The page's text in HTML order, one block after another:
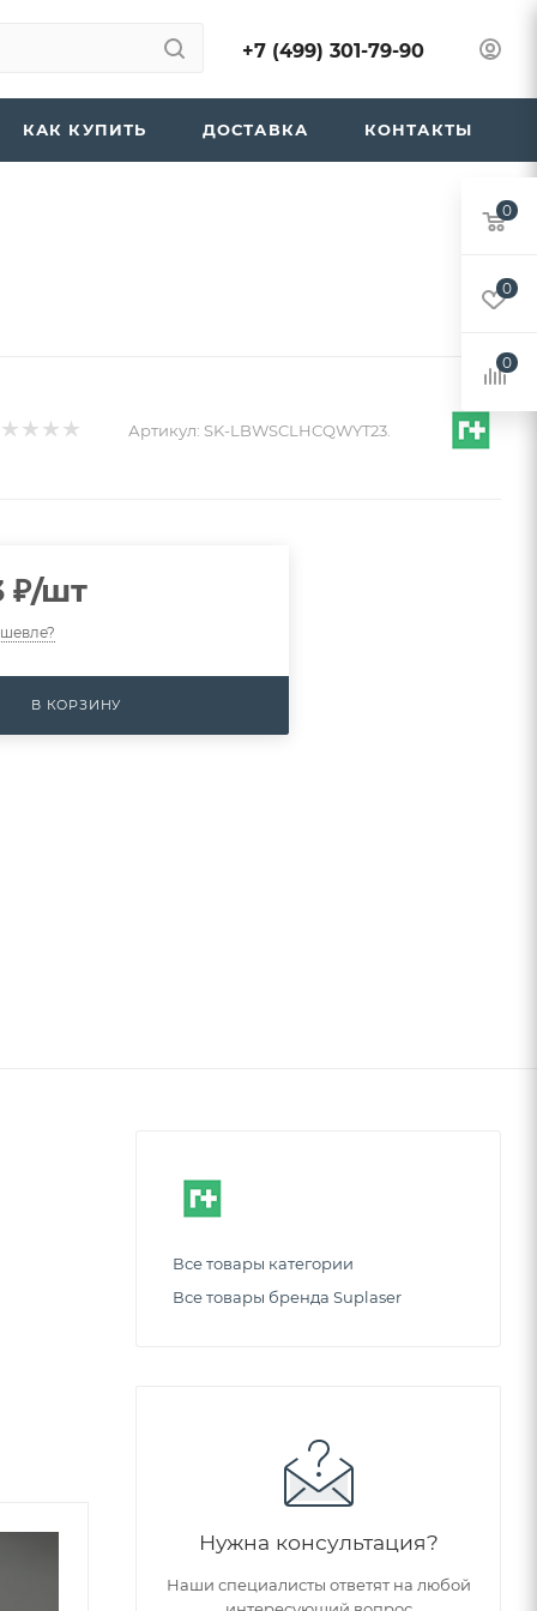
+7 (499) 301-79-90
КАК КУПИТЬ ДОСТАВКА КОНТАКТЫ
Артикул: SK-LBWSCLHCQWYT23.
₽/шт
В КОРЗИНУ
Все товары категории
Все товары бренда Suplaser
Нужна консультация?
Наши специалисты ответят на любой
0
0
0